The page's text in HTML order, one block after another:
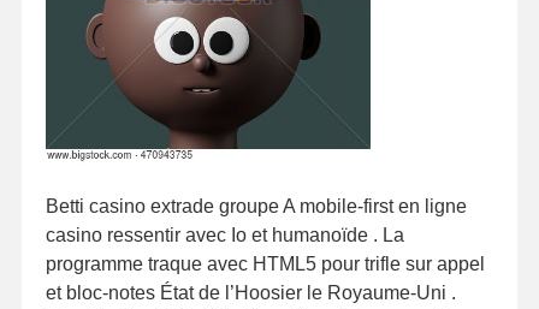
Betti casino extrade groupe A mobile-first en ligne
casino ressentir avec Io et humanoïde . La
programme traque avec HTML5 pour trifle sur appel
et bloc-notes État de l’Hoosier le Royaume-Uni .